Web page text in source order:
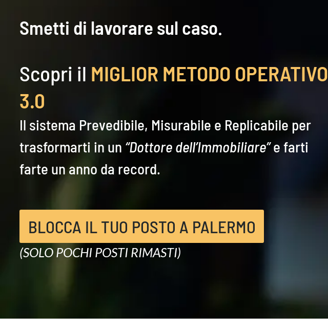
Smetti di lavorare sul caso.
Scopri il MIGLIOR METODO OPERATIVO
3.0
Il sistema Prevedibile, Misurabile e Replicabile per
trasformarti in un “Dottore dell’Immobiliare”e farti
farte un anno da record.
BLOCCA IL TUO POSTO A PALERMO
(SOLO POCHI POSTI RIMASTI)